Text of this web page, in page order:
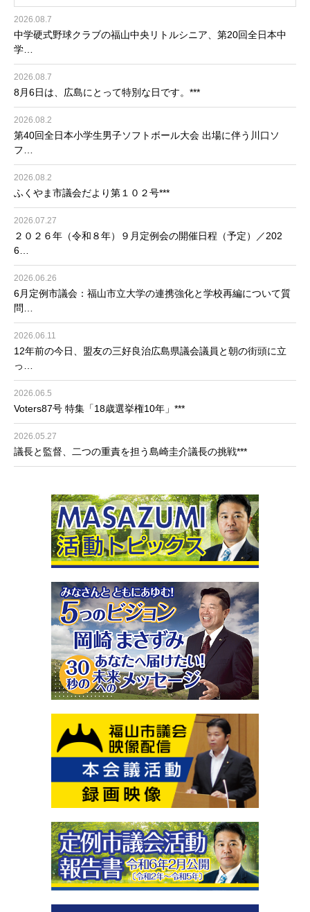
2026.08.7
中学硬式野球クラブの福山中央リトルシニア、第20回全日本中
学…
2026.08.7
8月6日は、広島にとって特別な日です。***
2026.08.2
第40回全日本小学生男子ソフトボール大会 出場に伴う川口ソ
フ…
2026.08.2
ふくやま市議会だより第１０２号***
2026.07.27
２０２６年（令和８年）９月定例会の開催日程（予定）／202
6…
2026.06.26
6月定例市議会：福山市立大学の連携強化と学校再編について質
問…
2026.06.11
12年前の今日、盟友の三好良治広島県議会議員と朝の街頭に立
っ…
2026.06.5
Voters87号 特集「18歳選挙権10年」***
2026.05.27
議長と監督、二つの重責を担う島崎圭介議長の挑戦***